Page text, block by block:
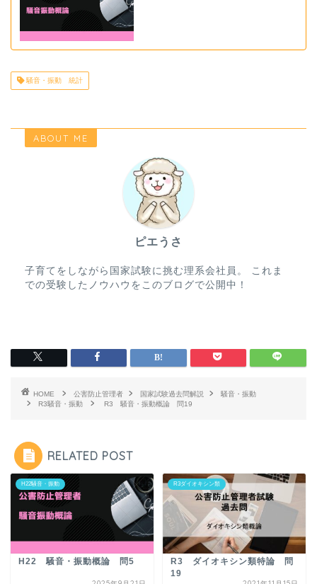
騒音・振動 統計
ABOUT ME
ピエうさ
子育てをしながら国家試験に挑む理系会社員。 これま
での受験したノウハウをこのブログで公開中！
HOME 公害防止管理者 国家試験過去問解説
騒音・振動
R3騒音・振動
R3 騒音・振動概論 問19
RELATED POST
H22騒音・振動
H22 騒音・振動概論 問5
R3ダイオキシン類
R3 ダイオキシン類特論 問
19